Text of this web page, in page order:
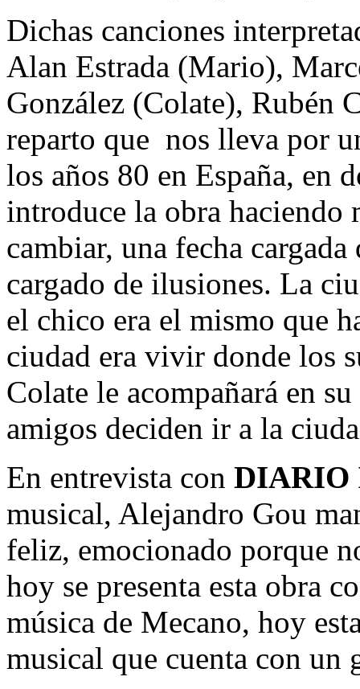
Dichas canciones
Alan Estrada (Mario),
González (Colate), Rubén
reparto que nos lleva por
los años 80 en España, en
introduce la obra haciendo
cambiar, una fecha
cargado de ilusiones. La
el chico era el mismo que
ciudad era vivir donde los
Colate le acompañará en
amigos deciden ir a la
En entrevista con DIARIO
musical, Alejandro Gou
feliz, emocionado porque
hoy se presenta esta obra
música de Mecano, hoy
musical que cuenta con un